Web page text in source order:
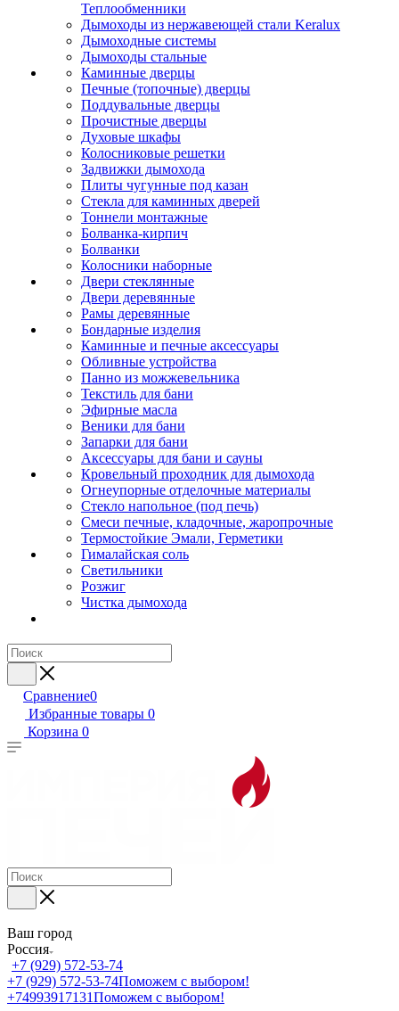
Теплообменники
Дымоходы из нержавеющей стали Keralux
Дымоходные системы
Дымоходы стальные
Каминные дверцы
Печные (топочные) дверцы
Поддувальные дверцы
Прочистные дверцы
Духовые шкафы
Колосниковые решетки
Задвижки дымохода
Плиты чугунные под казан
Стекла для каминных дверей
Тоннели монтажные
Болванка-кирпич
Болванки
Колосники наборные
Двери стеклянные
Двери деревянные
Рамы деревянные
Бондарные изделия
Каминные и печные аксессуары
Обливные устройства
Панно из можжевельника
Текстиль для бани
Эфирные масла
Веники для бани
Запарки для бани
Аксессуары для бани и сауны
Кровельный проходник для дымохода
Огнеупорные отделочные материалы
Стекло напольное (под печь)
Смеси печные, кладочные, жаропрочные
Термостойкие Эмали, Герметики
Гималайская соль
Светильники
Розжиг
Чистка дымохода
Сравнение0
Избранные товары 0
Корзина 0
Ваш город
Россия
+7 (929) 572-53-74
+7 (929) 572-53-74Поможем с выбором!
+74993917131Поможем с выбором!